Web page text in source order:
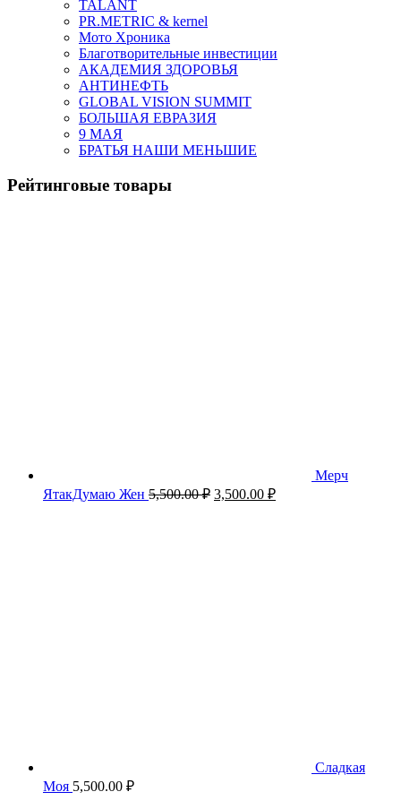
TALANT
PR.METRIC & kernel
Мото Хроника
Благотворительные инвестиции
АКАДЕМИЯ ЗДОРОВЬЯ
АНТИНЕФТЬ
GLOBAL VISION SUMMIT
БОЛЬШАЯ ЕВРАЗИЯ
9 МАЯ
БРАТЬЯ НАШИ МЕНЬШИЕ
Рейтинговые товары
Мерч
ЯтакДумаю Жен 5,500.00₽ Первоначальная
3,500.00 ₽Текущая
Сладкая
Моя 5,500.00 ₽